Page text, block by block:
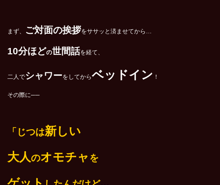
まず、 ご対面の挨拶をササッと済ませてから…
10分ほどの世間話を経て、
二人でシャワーをしてからベッドイン ！
その際に──
「じつは新しい
大人のオモチャ を